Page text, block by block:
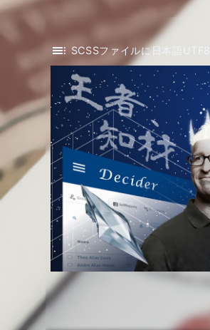
toc SCSSファイルに日本語UTF8